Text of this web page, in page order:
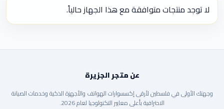
لا توجد منتجات متوافقة مع هذا الجهاز حالياً.
عن متجر الجزيرة
وجهتك الأولى في فلسطين لأرقى إكسسوارات الهواتف والأجهزة الذكية وخدمات الصيانة
الاحترافية بأعلى معايير التكنولوجيا لعام 2026.